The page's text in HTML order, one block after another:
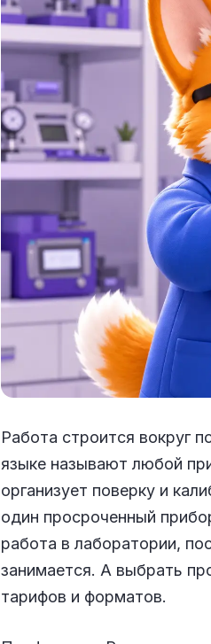
Работа строится вокруг
языке называют любой
организует поверку и
один просроченный
работа в лаборатории,
занимается. А выбрать
тарифов и форматов.